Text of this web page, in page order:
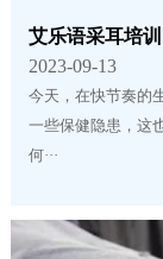
艾乐语采耳培训
2023-09-13
今天，在快节奏的
一些保健隐患，这
何···